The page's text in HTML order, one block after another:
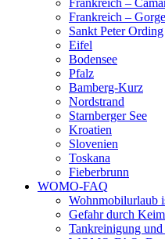
Frankreich –
Frankreich –
Sankt Peter Ording
Eifel
Bodensee
Pfalz
Bamberg-Kurz
Nordstrand
Starnberger See
Kroatien
Slovenien
Toskana
Fieberbrunn
WOMO-FAQ
Wohnmobilurlaub
Gefahr durch
Tankreinigung und